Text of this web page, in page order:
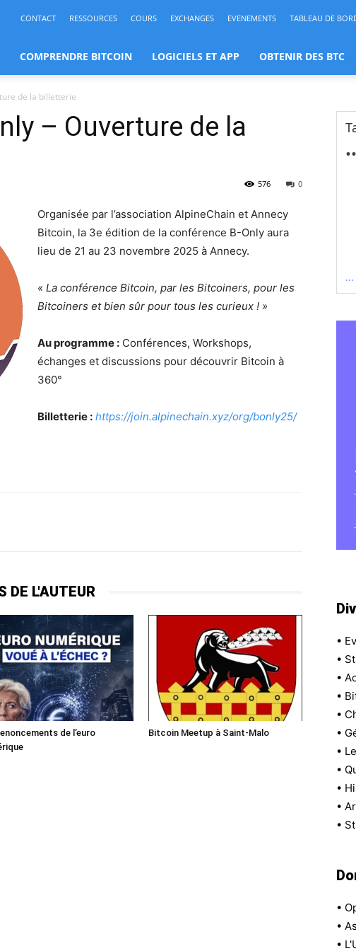
CONTACT RESSOURCES COURS EXCHANGES EVENEMENTS TABLEAU DE
COMPRENDRE BITCOIN LOGICIELS ET APP OBTENIR DES BTC
de la billetterie
– Ouverture de la
0
576
Organisée par l’association AlpineChain et Annecy
Bitcoin, la 3e édition de la conférence B-Only aura
lieu de 21 au 23 novembre 2025 à Annecy.
« La conférence Bitcoin, par les Bitcoiners, pour les
Bitcoiners et bien sûr pour tous les curieux ! »
Au programme : Conférences, Workshops,
échanges et discussions pour découvrir Bitcoin à
360°
Billetterie : https://join.alpinechain.xyz/org/bonly25/
DE L'AUTEUR
de l’euro
Bitcoin Meetup à Saint-Malo
...
•
•
•
•
•
•
•
•
•
•
•
•
•
•